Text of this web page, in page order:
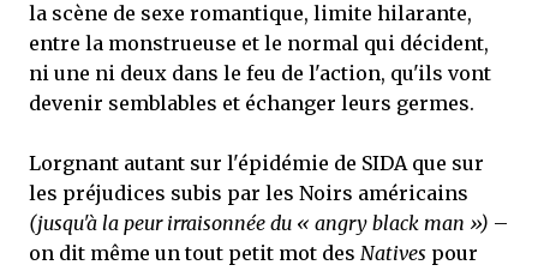
la scène de sexe romantique, limite hilarante,
entre la monstrueuse et le normal qui décident,
ni une ni deux dans le feu de l'action, qu'ils vont
devenir semblables et échanger leurs germes.
Lorgnant autant sur l'épidémie de SIDA que sur
les préjudices subis par les Noirs américains
(jusqu'à la peur irraisonnée du « angry black man ») –
on dit même un tout petit mot des Natives pour